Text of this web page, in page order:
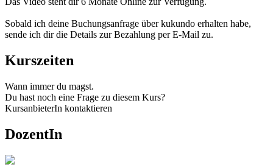
Sobald ich deine Buchungsanfrage über kukundo erhalten habe,
sende ich dir die Details zur Bezahlung per E-Mail zu.
Kurszeiten
Wann immer du magst.
Du hast noch eine Frage zu diesem Kurs?
KursanbieterIn kontaktieren
DozentIn